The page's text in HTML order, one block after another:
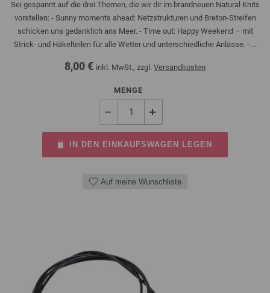
Sei gespannt auf die drei Themen, die wir dir im brandneuen Natural Knits
vorstellen: - Sunny moments ahead: Netzstrukturen und Breton-Streifen
schicken uns gedanklich ans Meer. - Time out: Happy Weekend – mit
Strick- und Häkelteilen für alle Wetter und unterschiedliche Anlässe. - ...
8,00 € inkl. MwSt., zzgl. Versandkosten
MENGE
IN DEN EINKAUFSWAGEN LEGEN
Auf meine Wunschliste